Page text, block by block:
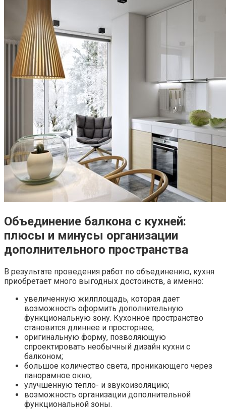
Объединение балкона с кухней:
плюсы и минусы организации
дополнительного пространства
В результате проведения работ по объединению, кухня
приобретает много выгодных достоинств, а именно:
увеличенную жилплощадь, которая дает
возможность оформить дополнительную
функциональную зону. Кухонное пространство
становится длиннее и просторнее;
оригинальную форму, позволяющую
спроектировать необычный дизайн кухни с
балконом;
большое количество света, проникающего через
панорамное окно;
улучшенную тепло- и звукоизоляцию;
возможность организации дополнительной
функциональной зоны.